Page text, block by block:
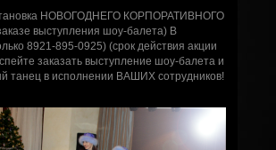
НОВОГОДНЕГО КОРПОРАТИВНОГО
выступления шоу-балета) В
8921-895-0925) (срок действия акции
заказать выступление шоу-балета и
танец в исполнении ВАШИХ сотрудников!